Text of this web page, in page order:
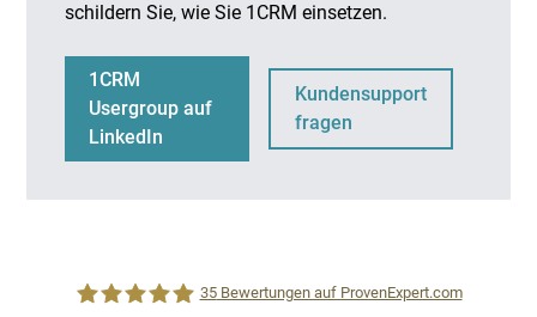
schildern Sie, wie Sie 1CRM einsetzen.
1CRM
Usergroup auf
LinkedIn
Kundensupport
fragen
35Bewertungen auf ProvenExpert.com